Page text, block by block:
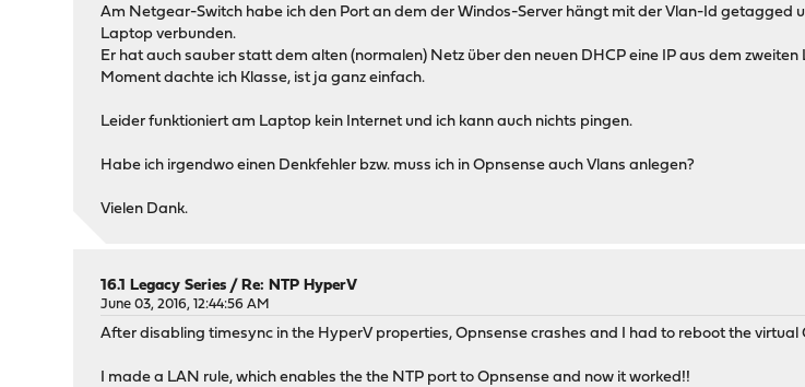
Am Netgear-Switch habe ich den Port an dem der Windos-Server hängt mit der Vlan-Id getagged
Laptop verbunden.
Er hat auch sauber statt dem alten (normalen) Netz über den neuen DHCP eine IP aus dem
Moment dachte ich Klasse, ist ja ganz einfach.
Leider funktioniert am Laptop kein Internet und ich kann auch nichts pingen.
Habe ich irgendwo einen Denkfehler bzw. muss ich in Opnsense auch Vlans anlegen?
Vielen Dank.
16.1 Legacy Series /Re: NTP HyperV
June 03, 2016, 12:44:56 AM
After disabling timesync in the HyperV properties, Opnsense crashes and I had to reboot the
I made a LAN rule, which enables the the NTP port to Opnsense and now it worked!!